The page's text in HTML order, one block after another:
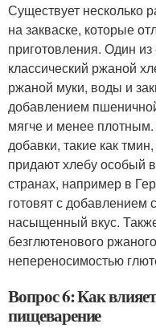
Существует несколько
на закваске, которые
приготовления. Один
классический ржаной
ржаной муки, воды и
добавлением
мягче и менее
добавки, такие как
придают хлебу особый
странах, например в
готовят с добавлением
насыщенный вкус.
безглютенового
непереносимостью
Вопрос 6: Как
пищеварение